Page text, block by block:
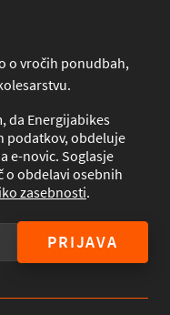
o vročih ponudbah,
da Energijabikes
podatkov, obdeluje
e-novic. Soglasje
o obdelavi osebnih
zasebnosti.
PRIJAVA